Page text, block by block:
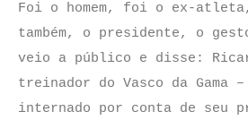
Foi o homem, foi o ex-
também, o presidente, o
veio a público e disse:
treinador do Vasco da Gama
internado por conta de seu